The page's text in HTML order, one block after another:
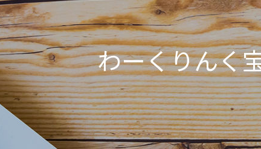
わーくりんく宝石台の